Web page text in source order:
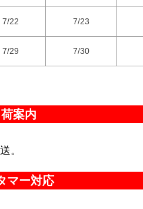
7/22 7/23
7/29 7/30
案内
。
マー対応